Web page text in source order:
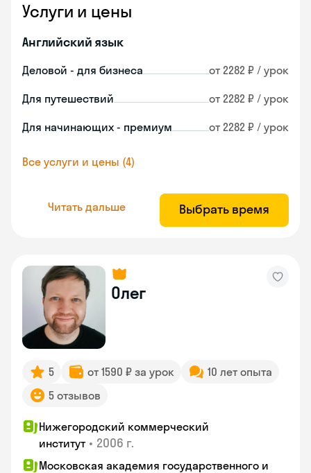
Услуги и цены
Английский язык
Деловой - для бизнеса от 2282 ₽ / урок
Для путешествий от 2282 ₽ / урок
Для начинающих - премиум от 2282 ₽ / урок
Все услуги и цены (4)
Читать дальше Выбрать время
Олег
5 от 1590 ₽ за урок
10 лет опыта
5 отзывов
Нижегородский коммерческий
институт • 2006 г.
Московская академия государственного и